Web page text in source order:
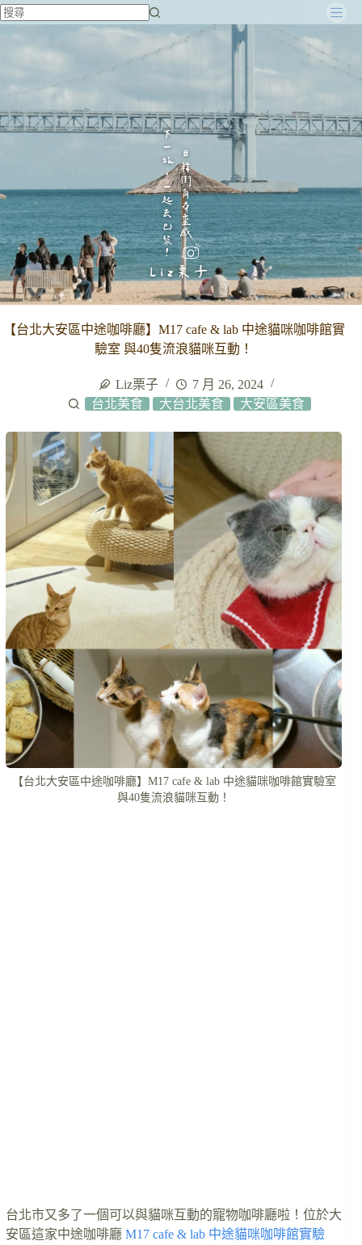
跳
容
【台北大安區中途咖啡廳】M17 cafe & lab 中途貓咪咖啡館實
驗室 與40隻流浪貓咪互動！
Liz栗子
7 月 26, 2024
台北美食
大台北美食 大安區美食
【台北大安區中途咖啡廳】M17 cafe & lab 中途貓咪咖啡館實驗室
與40隻流浪貓咪互動！
台北市又多了一個可以與貓咪互動的寵物咖啡廳啦！位於大
安區這家中途咖啡廳 M17 cafe & lab 中途貓咪咖啡館實驗